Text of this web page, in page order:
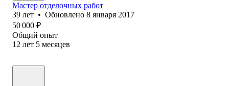
Мастер отделочных работ
39 лет • Обновлено 8 января 2017
50 000 ₽
Общий опыт
12 лет 5 месяцев